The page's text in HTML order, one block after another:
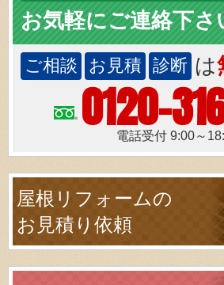
お気軽にご連絡下さ
ご相談 お見積 診断 は
0120-
電話受付 9:00～
屋根リフォームの
お見積り依頼